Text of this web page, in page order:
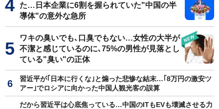
た…日本企業に6割を握られていた"中国の半
導体"の意外な急所
ワキの臭いでも､口臭でもない…女性の大半が
不潔と感じているのに､75%の男性が見落とし
ている"臭い"の正体
習近平が｢日本に行くな｣と煽った悲惨な結末…｢8万円の激安ツ
アー｣でロシアに向かった中国人観光客の誤算
だから習近平は心底焦っている…中国のITもEVも壊滅させる力